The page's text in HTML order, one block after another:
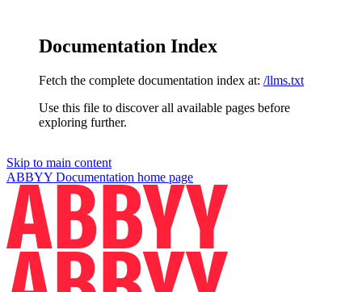
Documentation Index
Fetch the complete documentation index at: /llms.txt
Use this file to discover all available pages before
exploring further.
Skip to main content
ABBYY Documentation home page